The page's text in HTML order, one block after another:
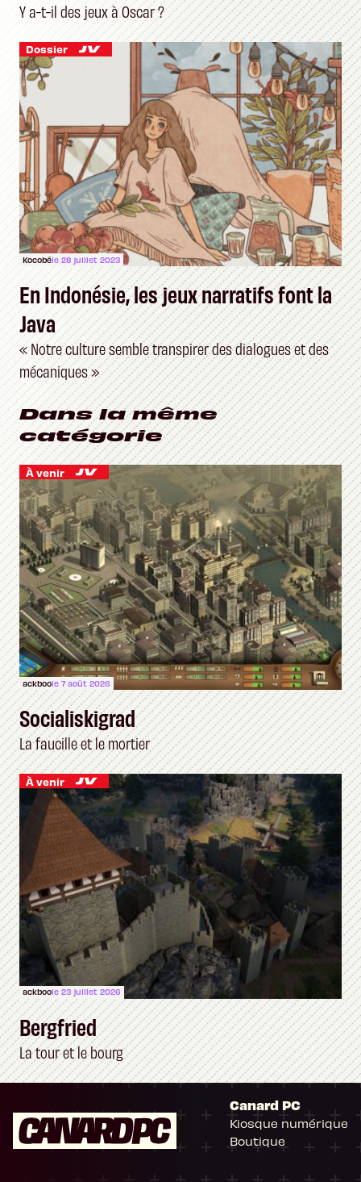
Y a-t-il des jeux à Oscar ?
Dossier
Kocobéle 28 juillet 2023
En Indonésie, les jeux narratifs font la
Java
« Notre culture semble transpirer des dialogues et des
mécaniques »
Dans la même
catégorie
À venir
ackboole 7 août 2026
Socialiskigrad
La faucille et le mortier
À venir
ackboole 23 juillet 2026
Bergfried
La tour et le bourg
Canard PC
Kiosque numérique
Boutique